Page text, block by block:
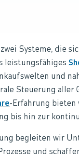
Systeme, die
leistungsfähiges
und
Steuerung aller
-Erfahrung bieten
bis hin zur
begleiten wir
und